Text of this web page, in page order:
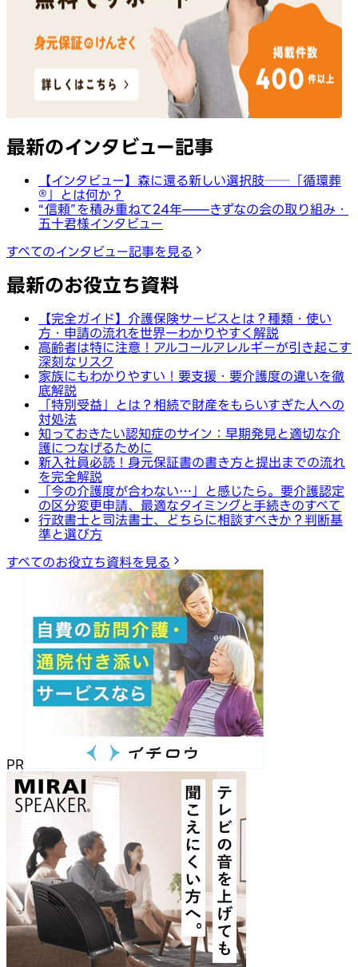
最新のインタビュー記事
【インタビュー】森に還る新しい選択肢──「循環葬
®︎」とは何か？
“信頼”を積み重ねて24年——きずなの会の取り組み・
五十君様インタビュー
すべてのインタビュー記事を見る
最新のお役立ち資料
【完全ガイド】介護保険サービスとは？種類・使い
方・申請の流れを世界一わかりやすく解説
高齢者は特に注意！アルコールアレルギーが引き起こす
深刻なリスク
家族にもわかりやすい！要支援・要介護度の違いを徹
底解説
「特別受益」とは？相続で財産をもらいすぎた人への
対処法
知っておきたい認知症のサイン：早期発見と適切な介
護につなげるために
新入社員必読！身元保証書の書き方と提出までの流れ
を完全解説
「今の介護度が合わない…」と感じたら。要介護認定
の区分変更申請、最適なタイミングと手続きのすべて
行政書士と司法書士、どちらに相談すべきか？判断基
準と選び方
すべてのお役立ち資料を見る
PR